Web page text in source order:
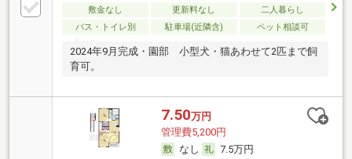
敷金なし 更新料なし
二人暮らし
バス・トイレ別
駐車場(近隣含) ペット相談可
2024年9月完成・園部 小型犬・猫あわせて2匹まで飼
育可。
7.50万円
管理費5,200円
なし
7.5万円